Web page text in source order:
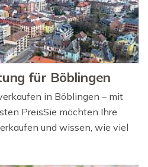
für Böblingen
in Böblingen – mit
PreisSie möchten Ihre
und wissen, wie viel